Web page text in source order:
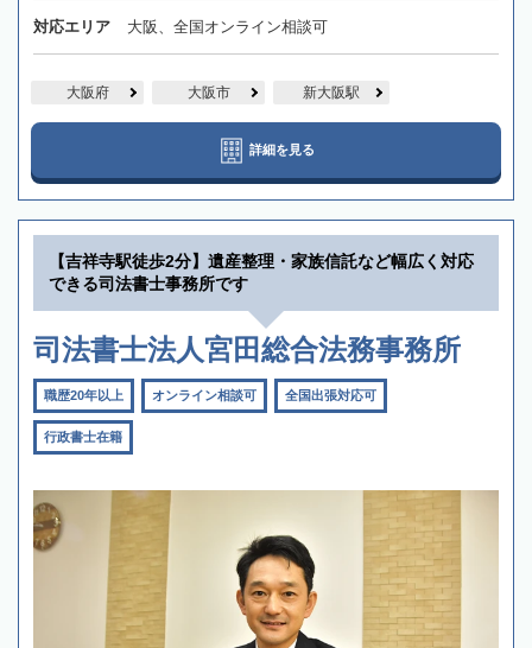
対応エリア 大阪、全国オンライン相談可
大阪府 大阪市 新大阪駅
詳細を見る
【吉祥寺駅徒歩2分】遺産整理・家族信託など幅広く対応
できる司法書士事務所です
司法書士法人宮田総合法務事務所
職歴20年以上 オンライン相談可 全国出張対応可
行政書士在籍